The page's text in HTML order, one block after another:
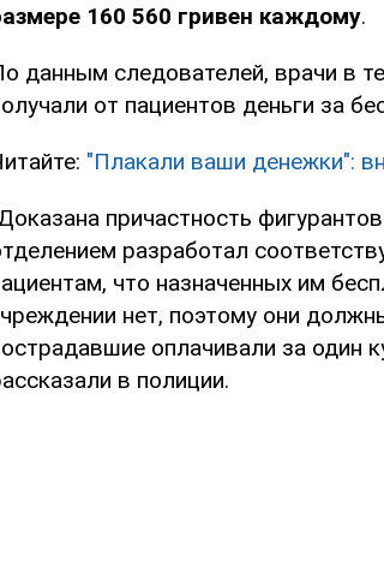
160 560 гривен каждому.
данным следователей, врачи в
от пациентов деньги за
"Плакали ваши денежки":
причастность
разработал
что назначенных им
нет, поэтому они
оплачивали за один
в полиции.